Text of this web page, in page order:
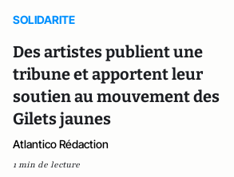
SOLIDARITE
Des artistes publient une
tribune et apportent leur
soutien au mouvement des
Gilets jaunes
Atlantico Rédaction
1 min de lecture